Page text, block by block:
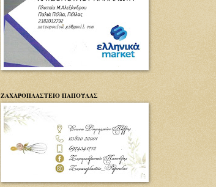
ΖΑΧΑΡΟΠΛΑΣΤΕΙΟ ΠΑΠΟΥΛΑΣ